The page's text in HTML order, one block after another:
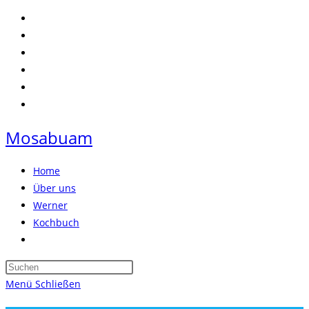
Zum
Inhalt
springen
Mosabuam
Home
Über uns
Werner
Kochbuch
umschalten
Press
Menü Schließen